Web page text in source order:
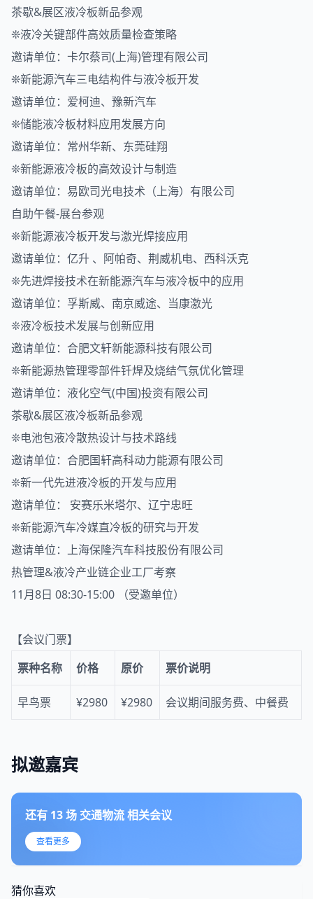
茶歇&展区液冷板新品参观
❊液冷关键部件高效质量检查策略
邀请单位：卡尔蔡司(上海)管理有限公司
❊新能源汽车三电结构件与液冷板开发
邀请单位：爱柯迪、豫新汽车
❊储能液冷板材料应用发展方向
邀请单位：常州华新、东莞硅翔
❊新能源液冷板的高效设计与制造
邀请单位：易欧司光电技术（上海）有限公司
自助午餐-展台参观
❊新能源液冷板开发与激光焊接应用
邀请单位：亿升 、阿帕奇、荆威机电、西科沃克
❊先进焊接技术在新能源汽车与液冷板中的应用
邀请单位：孚斯威、南京威途、当康激光
❊液冷板技术发展与创新应用
邀请单位：合肥文轩新能源科技有限公司
❊新能源热管理零部件钎焊及烧结气氛优化管理
邀请单位：液化空气(中国)投资有限公司
茶歇&展区液冷板新品参观
❊电池包液冷散热设计与技术路线
邀请单位：合肥国轩高科动力能源有限公司
❊新一代先进液冷板的开发与应用
邀请单位： 安赛乐米塔尔、辽宁忠旺
❊新能源汽车冷媒直冷板的研究与开发
邀请单位：上海保隆汽车科技股份有限公司
热管理&液冷产业链企业工厂考察
11月8日 08:30-15:00 （受邀单位）
【会议门票】
票种名称
价格 原价 票价说明
早鸟票 ¥2980 ¥2980 会议期间服务费、中餐费
拟邀嘉宾
还有 13场 交通物流相关会议
查看更多
猜你喜欢